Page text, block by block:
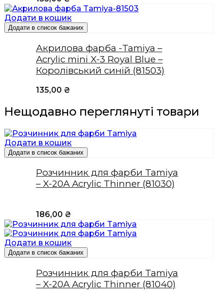
Додати в кошик
Додати в список бажаних
Акрилова фарба -Tamiya –
Acrylic mini X-3 Royal Blue –
Королівський синій (81503)
135,00 ₴
Нещодавно переглянуті товари
Додати в кошик
Додати в список бажаних
Розчинник для фарби Tamiya
– X-20A Acrylic Thinner (81030)
186,00 ₴
Додати в кошик
Додати в список бажаних
Розчинник для фарби Tamiya
– X-20A Acrylic Thinner (81040)